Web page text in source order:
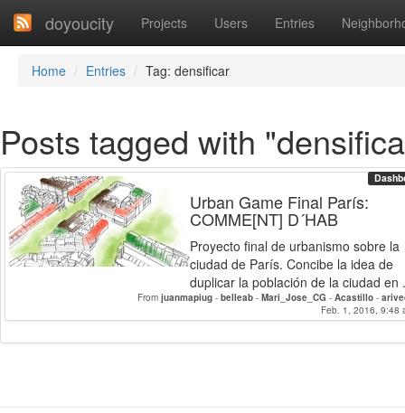
doyoucity Projects Users Entries
Home Entries Tag: densificar
Posts tagged with
Urban Game Final París:
COMME[NT] D´HAB
Proyecto final de urbanismo sobre la
ciudad de París. Concibe la idea de
duplicar la población de la ciudad en
From juanmapiug - belleab - Mari_Jose_CG - Acastillo -
Feb. 1, 2016, 9:48